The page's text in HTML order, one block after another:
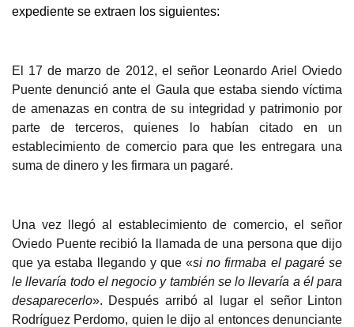
expediente se extraen los siguientes:
El 17 de marzo de 2012, el señor Leonardo Ariel Oviedo
Puente denunció ante el Gaula que estaba siendo víctima
de amenazas en contra de su integridad y patrimonio por
parte de terceros, quienes lo habían citado en un
establecimiento de comercio para que les entregara una
suma de dinero y les firmara un pagaré.
Una vez llegó al establecimiento de comercio, el señor
Oviedo Puente recibió la llamada de una persona que dijo
que ya estaba llegando y que «si no firmaba el pagaré se
le llevaría todo el negocio y también se lo llevaría a él para
desaparecerlo». Después arribó al lugar el señor Linton
Rodríguez Perdomo, quien le dijo al entonces denunciante